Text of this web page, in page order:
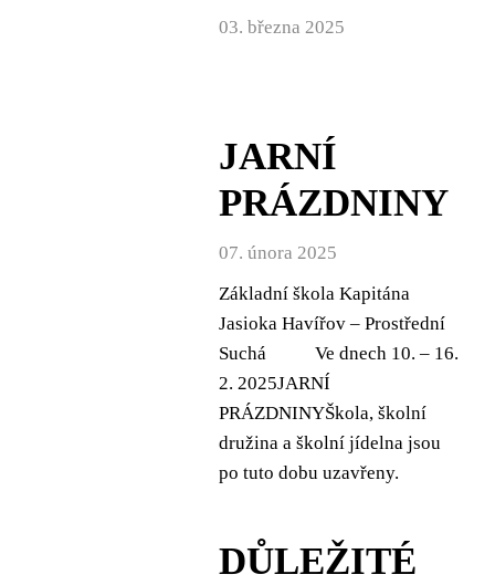
03. března 2025
JARNÍ
PRÁZDNINY
07. února 2025
Základní škola Kapitána
Jasioka Havířov – Prostřední
Suchá Ve dnech 10. – 16.
2. 2025JARNÍ
PRÁZDNINYŠkola, školní
družina a školní jídelna jsou
po tuto dobu uzavřeny.
DŮLEŽITÉ